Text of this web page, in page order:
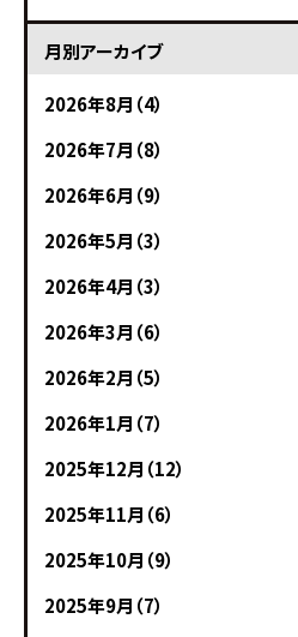
月別アーカイブ
2026年8月（4）
2026年7月（8）
2026年6月（9）
2026年5月（3）
2026年4月（3）
2026年3月（6）
2026年2月（5）
2026年1月（7）
2025年12月（12）
2025年11月（6）
2025年10月（9）
2025年9月（7）